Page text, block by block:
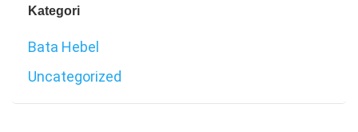
Kategori
Bata Hebel
Uncategorized